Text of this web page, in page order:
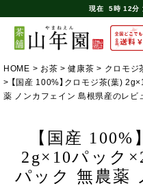
現在 5時 12分
HOME お茶 健康茶 クロモジ
【国産 100%】クロモジ茶(葉)
薬 ノンカフェイン 島根県産のレビ
【国産
2g×10パック
パック 無農薬